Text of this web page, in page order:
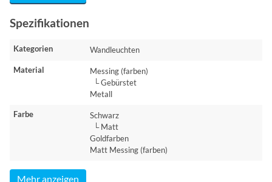
Spezifikationen
Kategorien Wandleuchten
Material
Messing (farben)
└ Gebürstet
Metall
Farbe
Schwarz
└ Matt
Goldfarben
Matt Messing (farben)
Mehr anzeigen